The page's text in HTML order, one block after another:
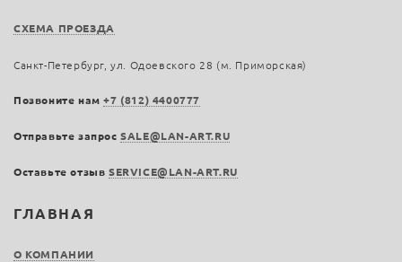
ГЛАВНАЯ
О КОМПАНИИ
СХЕМА ПРОЕЗДА
Санкт-Петербург, ул. Одоевского 28 (м. Приморская)
Позвоните нам+7 (812) 4400777
Отправьте запросSALE@LAN-ART.RU
Оставьте отзыв SERVICE@LAN-ART.RU